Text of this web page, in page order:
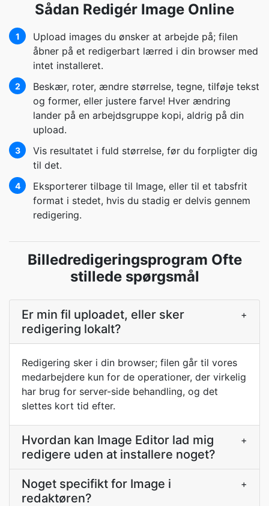
Sådan Redigér Image Online
1
Upload images du ønsker at arbejde på; filen
åbner på et redigerbart lærred i din browser med
intet installeret.
2
Beskær, roter, ændre størrelse, tegne, tilføje tekst
og former, eller justere farve! Hver ændring
lander på en arbejdsgruppe kopi, aldrig på din
upload.
3
Vis resultatet i fuld størrelse, før du forpligter dig
til det.
4
Eksporterer tilbage til Image, eller til et tabsfrit
format i stedet, hvis du stadig er delvis gennem
redigering.
Billedredigeringsprogram Ofte
stillede spørgsmål
Er min fil uploadet, eller sker
redigering lokalt?
+
Redigering sker i din browser; filen går til vores
medarbejdere kun for de operationer, der virkelig
har brug for server-side behandling, og det
slettes kort tid efter.
Hvordan kan Image Editor lad mig
redigere uden at installere noget?
+
Noget specifikt for Image i
redaktøren?
+